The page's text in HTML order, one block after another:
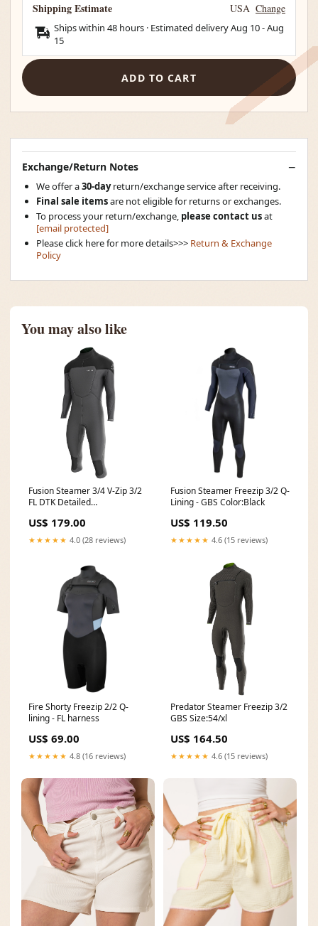
Shipping Estimate USA Change
Ships within 48 hours · Estimated deliveryAug 10-Aug
15
ADD TO CART
Exchange/Return Notes
We offer a30-dayreturn/exchange service after receiving.
Final sale itemsare not eligible for returns or exchanges.
To process your return/exchange, please contact usat
[email protected]
Please click here for more details>>> Return & Exchange
Policy
You may also like
Fusion Steamer 3/4 V-Zip 3/2
FL DTK Detailed
US$ 179.00
★★★★★ 4.0 (28 reviews)
Fusion Steamer Freezip 3/2 Q-
Lining - GBS Color:Black
US$ 119.50
★★★★★ 4.6 (15 reviews)
Fire Shorty Freezip 2/2 Q-
lining - FL harness
US$ 69.00
★★★★★ 4.8 (16 reviews)
Predator Steamer Freezip 3/2
GBS Size:54/xl
US$ 164.50
★★★★★ 4.6 (15 reviews)